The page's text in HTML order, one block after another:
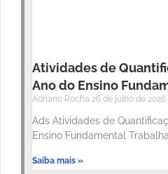
Atividades de
Ano do Ensino
Adriano Rocha 26 de julho de 2026
Ads Atividades de
Ensino Fundamental
Saiba mais »